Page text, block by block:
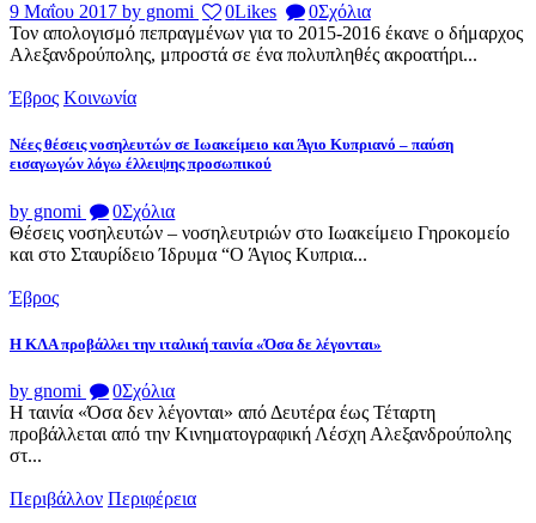
9 Μαΐου 2017 by gnomi 0Likes 0Σχόλια
Τον απολογισμό πεπραγμένων για το 2015-2016 έκανε ο δήμαρχος
Αλεξανδρούπολης, μπροστά σε ένα πολυπληθές ακροατήρι...
Έβρος Κοινωνία
Νέες θέσεις νοσηλευτών σε Ιωακείμειο και Άγιο Κυπριανό – παύση
εισαγωγών λόγω έλλειψης προσωπικού
by gnomi 0Σχόλια
Θέσεις νοσηλευτών – νοσηλευτριών στο Ιωακείμειο Γηροκομείο
και στο Σταυρίδειο Ίδρυμα “Ο Άγιος Κυπρια...
Έβρος
Η ΚΛΑ προβάλλει την ιταλική ταινία «Όσα δε λέγονται»
by gnomi 0Σχόλια
Η ταινία «Όσα δεν λέγονται» από Δευτέρα έως Τέταρτη
προβάλλεται από την Κινηματογραφική Λέσχη Αλεξανδρούπολης
στ...
Περιβάλλον Περιφέρεια